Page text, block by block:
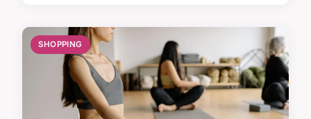
SHOPPING